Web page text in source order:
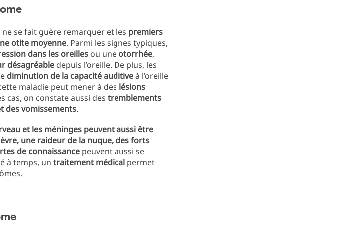
ne se fait guère remarquer et les premiers
otite moyenne. Parmi les signes typiques,
dans les oreilles ou une otorrhée,
désagréable depuis l’oreille. De plus, les
diminution de la capacité auditiveà l’oreille
maladie peut mener à des lésions
cas, on constate aussi des tremblements
des vomissements.
et les méninges peuvent aussi être
une raideur de la nuque, des forts
de connaissance peuvent aussi se
à temps, un traitement médical permet